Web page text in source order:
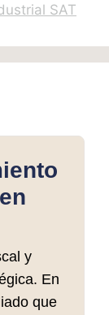
SAT
y
En
que